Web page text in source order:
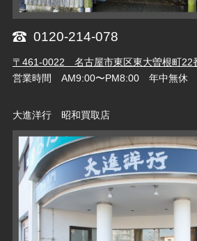
0120-214-078
〒461-0022 名古屋市東区東大曽根町22
営業時間 AM9:00〜PM8:00 年中無休
大進洋行 昭和買取店